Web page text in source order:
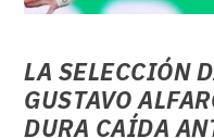
LA SELECCIÓN
GUSTAVO
DURA CAÍDA